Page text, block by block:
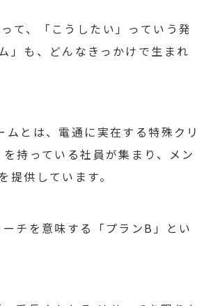
て、「こうしたい」っていう発
」も、どんなきっかけで生まれ
とは、電通に実在する特殊クリ
持っている社員が集まり、メン
供しています。
チを意味する「プランB」とい